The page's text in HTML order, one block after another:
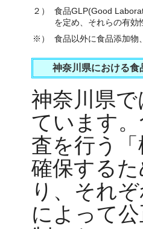
２）
食品GLP(Good
を定め、それらの有効
※）
食品以外に食品添加物
神奈川県における食
神奈川県
ています
査を行う
確保する
り、それ
によって